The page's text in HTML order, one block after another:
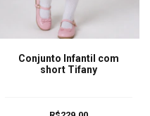
Conjunto Infantil com
short Tifany